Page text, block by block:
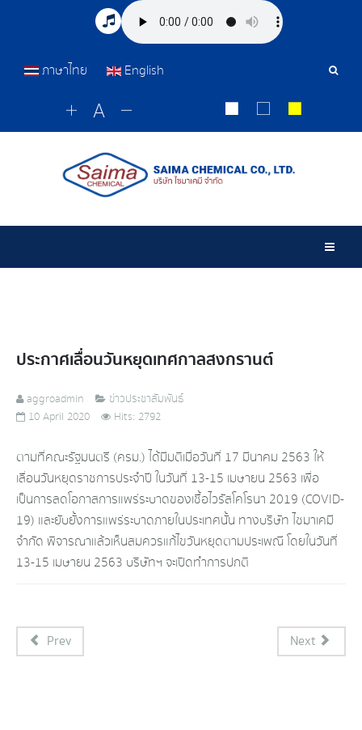
ภาษาไทย English
ประกาศเลื่อนวันหยุดเทศกาลสงกรานต์
aggroadmin
ข่าวประชาสัมพันธ์
10 April 2020
Hits: 2792
ตามที่คณะรัฐมนตรี (ครม.) ได้มีมติเมื่อวันที่ 17 มีนาคม 2563 ให้
เลื่อนวันหยุดราชการประจำปี ในวันที่ 13-15 เมษายน 2563 เพื่อ
เป็นการลดโอกาสการแพร่ระบาดของเชื้อไวรัสโคโรนา 2019 (COVID-
19) และยับยั้งการแพร่ระบาดภายในประเทศนั้น ทางบริษัท ไซมาเคมี
จำกัด พิจารณาแล้วเห็นสมควรแก้ไขวันหยุดตามประเพณี โดยในวันที่
13-15 เมษายน 2563 บริษัทฯ จะเปิดทำการปกติ
Prev Next